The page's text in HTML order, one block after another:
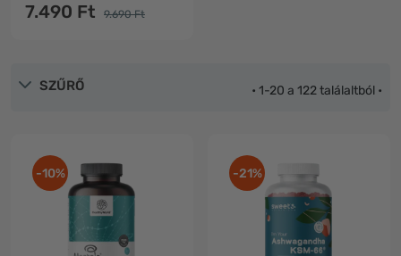
7.490 Ft 9.690 Ft
SZŰRŐ • 1-20 a 122 találaltból •
-10% -21%